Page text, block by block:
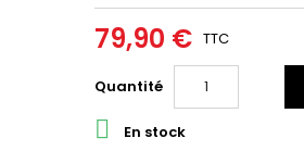
7035)
79,90 € TTC
Quantité
 En stock